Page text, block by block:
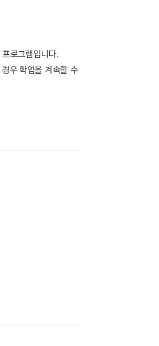
로그램입니다.
우 학업을 계속할 수